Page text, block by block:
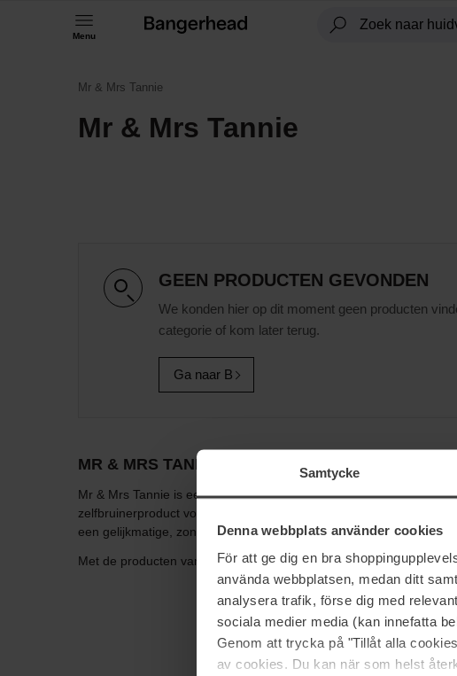
Samtycke
Denna webbplats använder cookies
För att ge dig en bra
använda webbplatsen, medan ditt
analysera trafik, förse dig med
sociala medier media (kan innefatta
Genom att trycka på "Tillåt alla
av cookies. Du kan när som helst
Menu
Mr & Mrs Tannie
Mr & Mrs Tannie
GEEN PRODUCTEN GEVONDEN
We konden hier op dit moment geen producten
categorie of kom later terug.
Ga naar B
MR & MRS TANNIE
Mr & Mrs Tannie is een lifestylemerk gefocust op
zelfbruinerproduct voor elke gelegenheid! Ongeacht of je nu een
een gelijkmatige, zongebruinde kleur met professioneel resultaat.
Met de producten van Mr & Mrs Tannie ben je snel "poolside